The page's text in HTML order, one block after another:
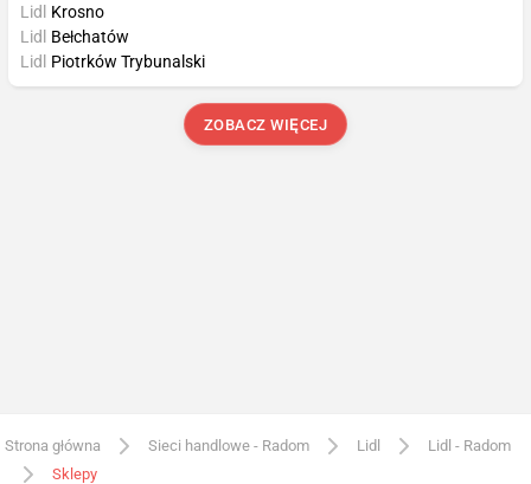
Lidl Krosno
Lidl Bełchatów
Lidl Piotrków Trybunalski
ZOBACZ WIĘCEJ
Strona główna Sieci handlowe - Radom Lidl
Lidl - Radom
Sklepy